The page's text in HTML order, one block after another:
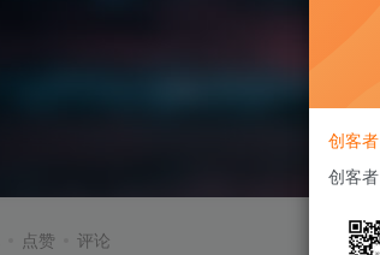
点赞 评论
创客者
创客